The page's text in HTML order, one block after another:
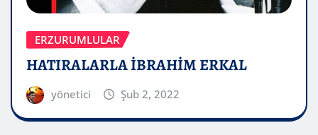
ERZURUMLULAR
HATIRALARLA İBRAHİM ERKAL
yönetici Şub 2, 2022